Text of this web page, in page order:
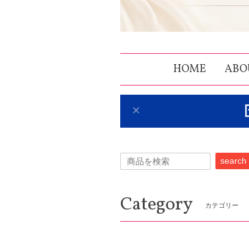
HOME
search
Category カテゴリー